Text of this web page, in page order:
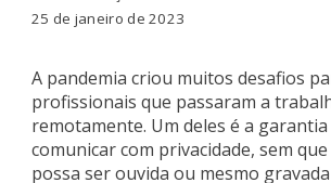
25 de janeiro de 2023
A pandemia criou muitos desafios
profissionais que passaram a
remotamente. Um deles é a
comunicar com privacidade, sem
possa ser ouvida ou mesmo